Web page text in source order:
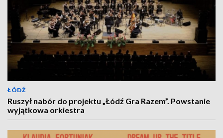
ŁÓDŹ
Ruszył nabór do projektu „Łódź Gra Razem”. Powstanie
wyjątkowa orkiestra